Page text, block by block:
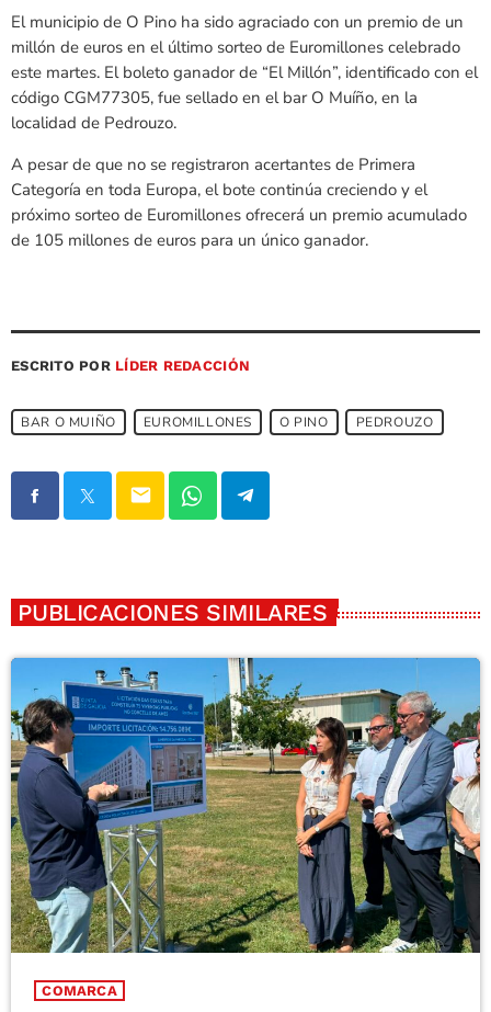
El municipio de O Pino ha sido agraciado con un premio de un
millón de euros en el último sorteo de Euromillones celebrado
este martes. El boleto ganador de “El Millón”, identificado con el
código CGM77305, fue sellado en el bar O Muíño, en la
localidad de Pedrouzo.
A pesar de que no se registraron acertantes de Primera
Categoría en toda Europa, el bote continúa creciendo y el
próximo sorteo de Euromillones ofrecerá un premio acumulado
de 105 millones de euros para un único ganador.
ESCRITO POR LÍDER REDACCIÓN
BAR O MUIÑO EUROMILLONES O PINO PEDROUZO
email
PUBLICACIONES SIMILARES
COMARCA